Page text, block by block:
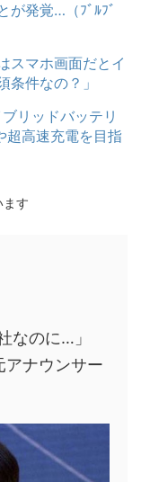
が発覚…（ﾌﾞﾙﾌﾞ
スマホ画面だとイ
条件なの？」
リッドバッテリ
超高速充電を目指
す
なのに…」
ナウンサー